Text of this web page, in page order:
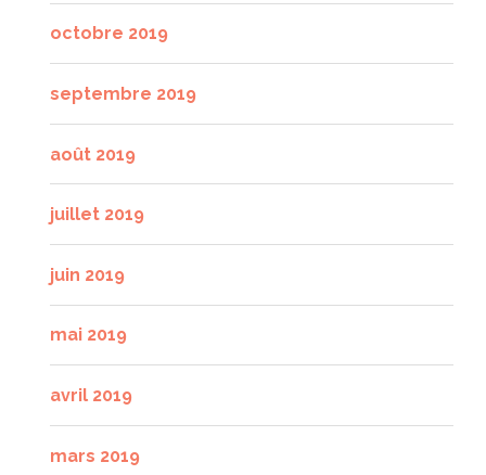
octobre 2019
septembre 2019
août 2019
juillet 2019
juin 2019
mai 2019
avril 2019
mars 2019